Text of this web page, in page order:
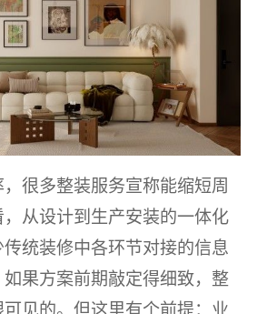
很多整装服务宣称能缩短周
从设计到生产安装的一体化
统装修中各环节对接的信息
果方案前期敲定得细致，整
见的。但这里有个前提：业